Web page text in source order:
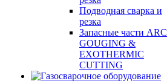
Подводная сварка и
резка
Запасные части ARC
GOUGING &
EXOTHERMIC
CUTTING